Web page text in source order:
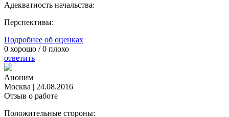
Адекватность начальства:
Перспективы:
Подробнее об оценках
0 хорошо /0 плохо
ответить
Аноним
Москва | 24.08.2016
Отзыв о работе
Положительные стороны: